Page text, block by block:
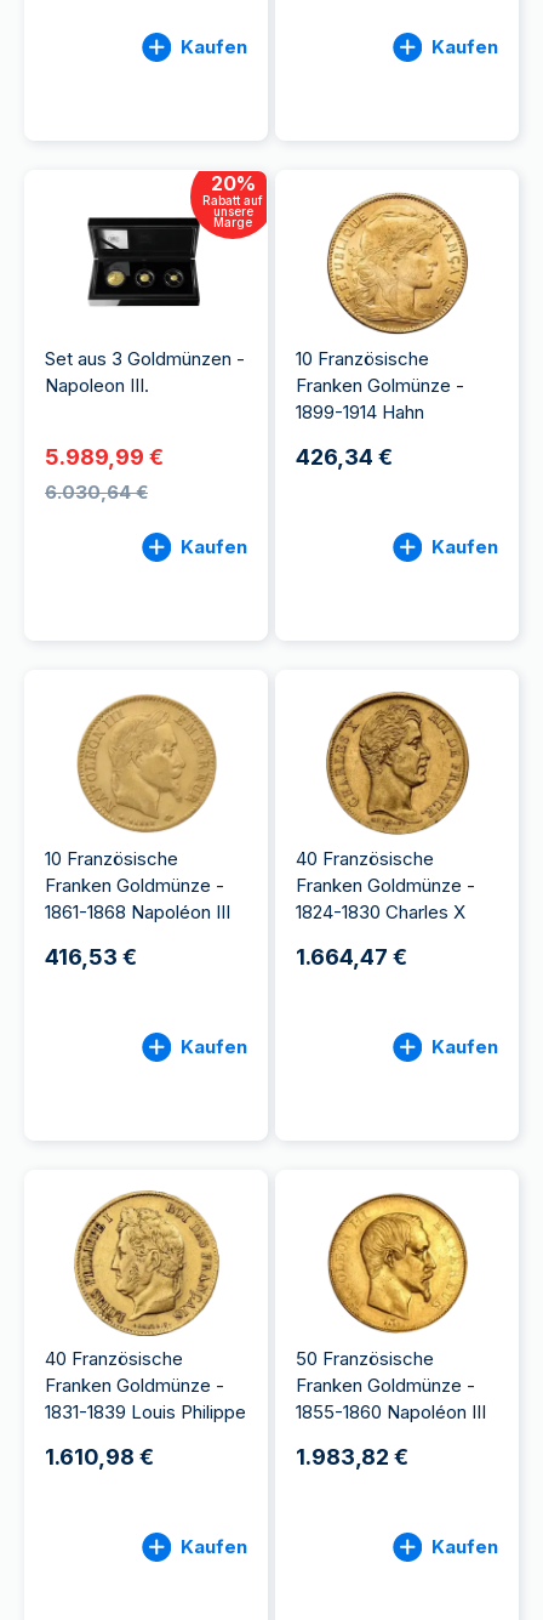
Kaufen Kaufen
20%
Rabatt auf
unsere
Marge
Set aus 3 Goldmünzen -
Napoleon III.
5.989,99 €
6.030,64 €
Kaufen
10 Französische
Franken Golmünze -
1899-1914 Hahn
426,34 €
Kaufen
10 Französische
Franken Goldmünze -
1861-1868 Napoléon III
416,53 €
Kaufen
40 Französische
Franken Goldmünze -
1824-1830 Charles X
1.664,47 €
Kaufen
40 Französische
Franken Goldmünze -
1831-1839 Louis Philippe
1.610,98 €
Kaufen
50 Französische
Franken Goldmünze -
1855-1860 Napoléon III
1.983,82 €
Kaufen